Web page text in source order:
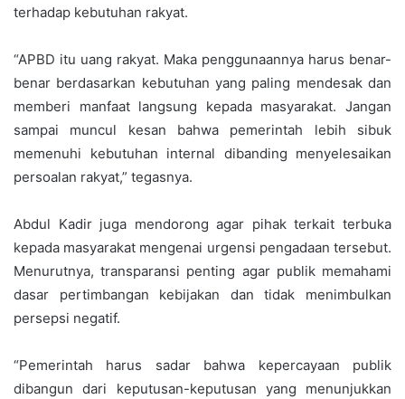
terhadap kebutuhan rakyat.
‎“APBD itu uang rakyat. Maka penggunaannya harus benar-
benar berdasarkan kebutuhan yang paling mendesak dan
memberi manfaat langsung kepada masyarakat. Jangan
sampai muncul kesan bahwa pemerintah lebih sibuk
memenuhi kebutuhan internal dibanding menyelesaikan
persoalan rakyat,” tegasnya.
‎Abdul Kadir juga mendorong agar pihak terkait terbuka
kepada masyarakat mengenai urgensi pengadaan tersebut.
Menurutnya, transparansi penting agar publik memahami
dasar pertimbangan kebijakan dan tidak menimbulkan
persepsi negatif.
‎“Pemerintah harus sadar bahwa kepercayaan publik
dibangun dari keputusan-keputusan yang menunjukkan